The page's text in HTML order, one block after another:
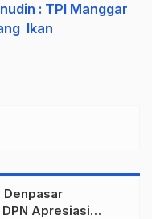
: TPI Manggar
Ikan
Denpasar
Apresiasi